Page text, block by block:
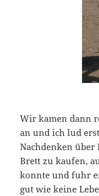
Wir kamen dann
an und ich lud
Nachdenken über
Brett zu kaufen,
konnte und fuhr
gut wie keine